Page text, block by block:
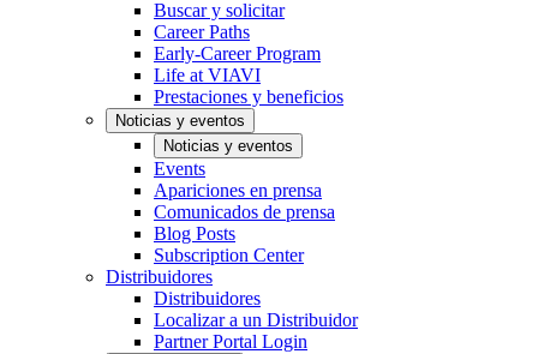
Buscar y solicitar
Career Paths
Early-Career Program
Life at VIAVI
Prestaciones y beneficios
Noticias y eventos
Noticias y eventos
Events
Apariciones en prensa
Comunicados de prensa
Blog Posts
Subscription Center
Distribuidores
Distribuidores
Localizar a un Distribuidor
Partner Portal Login